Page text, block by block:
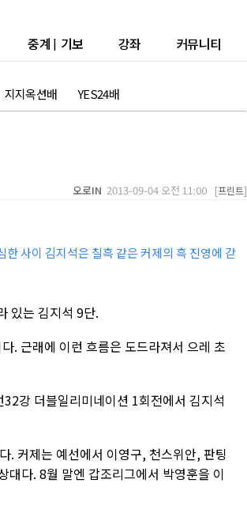
중계 | 기보 강좌 커뮤니티
지지옥션배 YES24배
오로IN 2013-09-04 오전 11:00 [프린트]
사이 김지석은 칠흑 같은 커제의 흑 진영에 갇
있는 김지석 9단.
. 근래에 이런 흐름은 도드라져서 으레 초
강 더블일리미네이션 1회전에서 김지석
. 커제는 예선에서 이영구, 천스위안, 판팅
대다. 8월 말엔 갑조리그에서 박영훈을 이